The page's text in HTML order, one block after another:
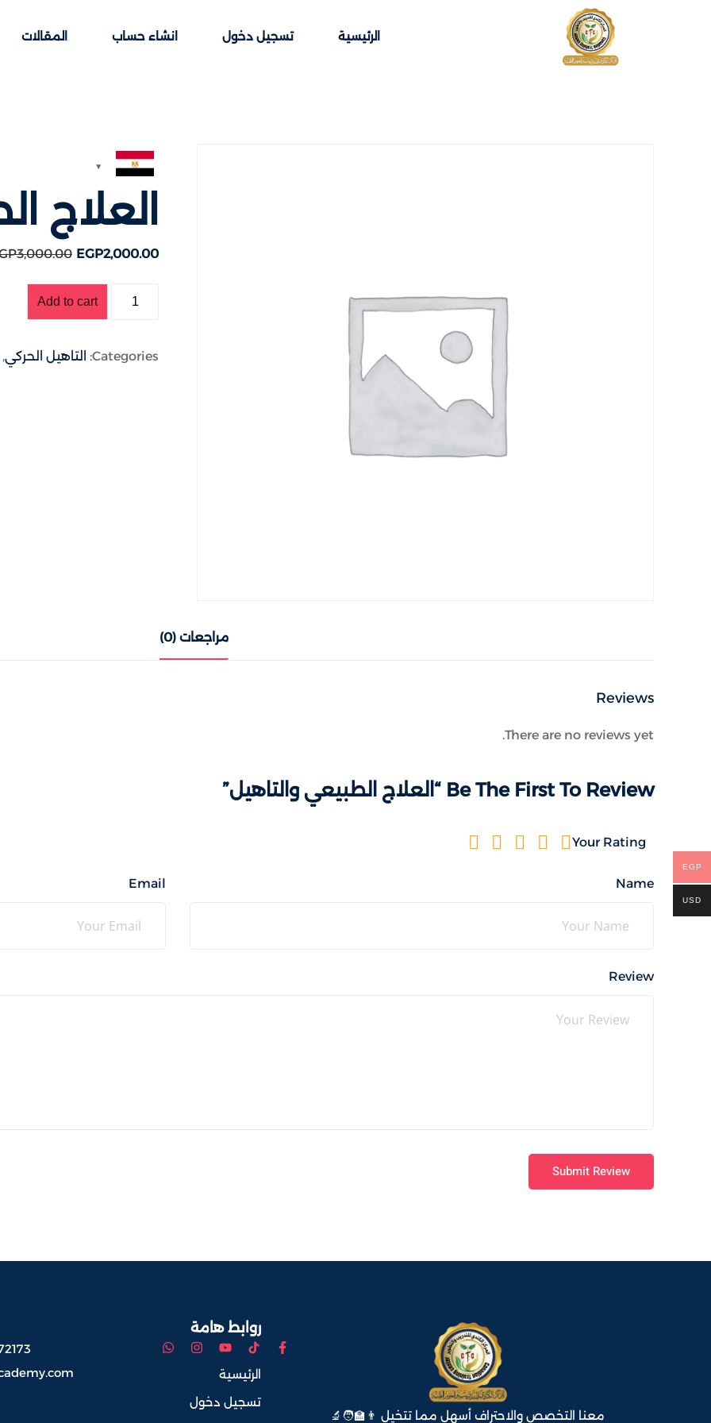
الرئيسية تسجيل دخول انشاء حساب المقالات
العلاج
3,000.00 EGP2,000.00
Add to cart
Categories: التاهيل الحركي,
مراجعات (0)
Reviews
There are no reviews yet.
Be The First To Review “العلاج الطبيعي والتاهيل”
Your Rating
Name
Email
Review
Submit Review
معنا التخصص والاحتراف أسهل مما تتخيل 👨‍🏫🧑‍🔬
روابط هامة
الرئيسية
تسجيل دخول
EGP
USD